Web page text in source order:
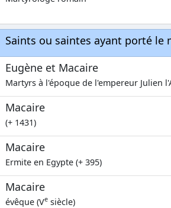
Saints ou saintes ayant porté le
Eugène et Macaire
Martyrs à l'époque de l'empereur Julien
Macaire
(+ 1431)
Macaire
Ermite en Egypte (+ 395)
Macaire
évêque (Ve siècle)